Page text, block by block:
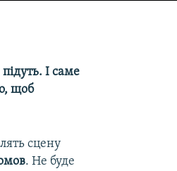
І саме
щоб
сцену
. Не буде